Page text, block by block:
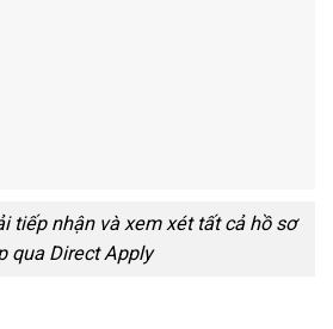
tiếp nhận và xem xét tất cả hồ sơ
qua Direct Apply